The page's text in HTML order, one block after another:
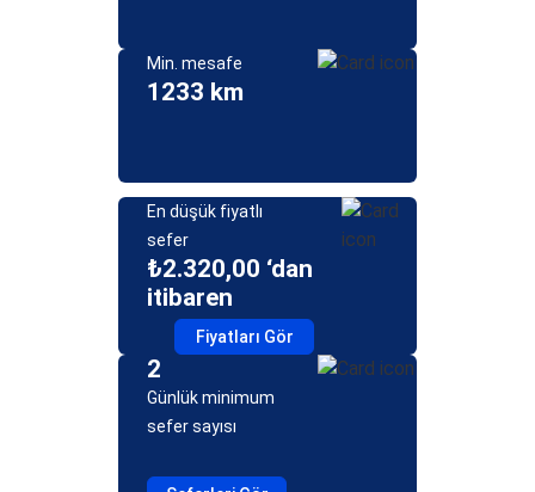
Min. mesafe
1233 km
En düşük fiyatlı
sefer
₺2.320,00 ‘dan
itibaren
Fiyatları Gör
2
Günlük minimum
sefer sayısı